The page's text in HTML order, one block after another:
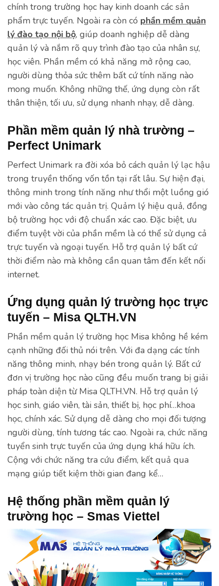
chính trong trường học hay kinh doanh các sản
phẩm trực tuyến. Ngoài ra còn có phần mềm quản
lý đào tạo nội bộ, giúp doanh nghiệp dễ dàng
quản lý và nắm rõ quy trình đào tạo của nhân sự,
học viên. Phần mềm có khả năng mở rộng cao,
người dùng thỏa sức thêm bất cứ tính năng nào
mong muốn. Không những thế, ứng dụng còn rất
thân thiện, tối ưu, sử dụng nhanh nhạy, dễ dàng.
Phần mềm quản lý nhà trường –
Perfect Unimark
Perfect Unimark ra đời xóa bỏ cách quản lý lạc hậu
trong truyền thống vốn tồn tại rất lâu. Sự hiện đại,
thông minh trong tính năng như thổi một luồng gió
mới vào công tác quản trị. Quảm lý hiệu quả, đồng
bộ trường học với độ chuẩn xác cao. Đặc biệt, ưu
điểm tuyệt vời của phần mềm là có thể sử dụng cả
trực tuyến và ngoại tuyến. Hỗ trợ quản lý bất cứ
thời điểm nào mà không cần quan tâm đến kết nối
internet.
Ứng dụng quản lý trường học trực
tuyến – Misa QLTH.VN
Phần mềm quản lý trường học Misa không hề kém
cạnh những đối thủ nói trên. Với đa dạng các tính
năng thông minh, nhạy bén trong quản lý. Bất cứ
đơn vị trường học nào cũng đều muốn trang bị giải
pháp toàn diện từ Misa QLTH.VN. Hỗ trợ quản lý
học sinh, giáo viên, tài sản, thiết bị, học phí…khoa
học, chính xác. Sử dụng dễ dàng cho mọi đối tượng
người dùng, tính tương tác cao. Ngoài ra, chức năng
tuyển sinh trực tuyến của ứng dụng khá hữu ích.
Cộng với chức năng tra cứu điểm, kết quả qua
mạng giúp tiết kiệm thời gian đang kể…
Hệ thống phần mềm quản lý
trường học – Smas Viettel